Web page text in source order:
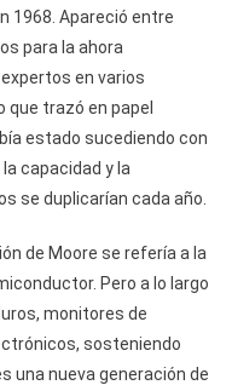
1968. Apareció entre
para la ahora
en varios
que trazó en papel
estado sucediendo con
capacidad y la
se duplicarían cada año.
de Moore se refería a la
Pero a lo largo
monitores de
sosteniendo
una nueva generación de